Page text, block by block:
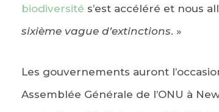
biodiversité s’est accéléré et nous
sixième vague d’extinctions. »
Les gouvernements auront
Assemblée Générale de l’ONU à